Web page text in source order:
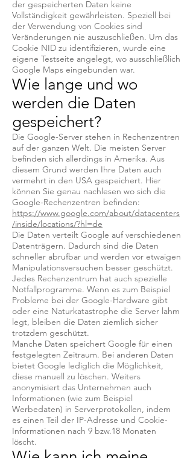
der gespeicherten Daten keine
Vollständigkeit gewährleisten. Speziell bei
der Verwendung von Cookies sind
Veränderungen nie auszuschließen. Um das
Cookie NID zu identifizieren, wurde eine
eigene Testseite angelegt, wo ausschließlich
Google Maps eingebunden war.
Wie lange und wo
werden die Daten
gespeichert?
Die Google-Server stehen in Rechenzentren
auf der ganzen Welt. Die meisten Server
befinden sich allerdings in Amerika. Aus
diesem Grund werden Ihre Daten auch
vermehrt in den USA gespeichert. Hier
können Sie genau nachlesen wo sich die
Google-Rechenzentren befinden:
https://www.google.com/about/datacenters
/inside/locations/?hl=de
Die Daten verteilt Google auf verschiedenen
Datenträgern. Dadurch sind die Daten
schneller abrufbar und werden vor etwaigen
Manipulationsversuchen besser geschützt.
Jedes Rechenzentrum hat auch spezielle
Notfallprogramme. Wenn es zum Beispiel
Probleme bei der Google-Hardware gibt
oder eine Naturkatastrophe die Server lahm
legt, bleiben die Daten ziemlich sicher
trotzdem geschützt.
Manche Daten speichert Google für einen
festgelegten Zeitraum. Bei anderen Daten
bietet Google lediglich die Möglichkeit,
diese manuell zu löschen. Weiters
anonymisiert das Unternehmen auch
Informationen (wie zum Beispiel
Werbedaten) in Serverprotokollen, indem
es einen Teil der IP-Adresse und Cookie-
Informationen nach 9 bzw.18 Monaten
löscht.